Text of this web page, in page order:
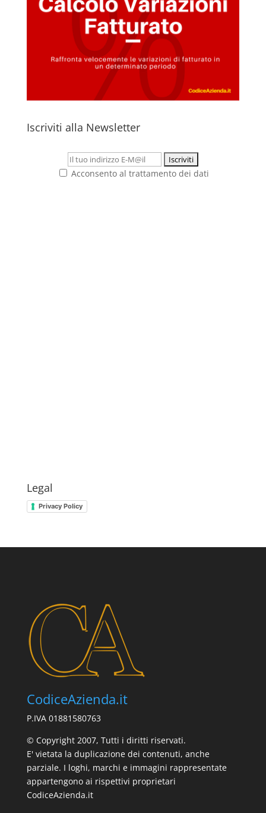
Iscriviti alla Newsletter
Acconsento al trattamento dei dati
Legal
Privacy Policy
CodiceAzienda.it
P.IVA 01881580763
© Copyright 2007, Tutti i diritti riservati.
E' vietata la duplicazione dei contenuti, anche
parziale. I loghi, marchi e immagini rappresentate
appartengono ai rispettivi proprietari
CodiceAzienda.it